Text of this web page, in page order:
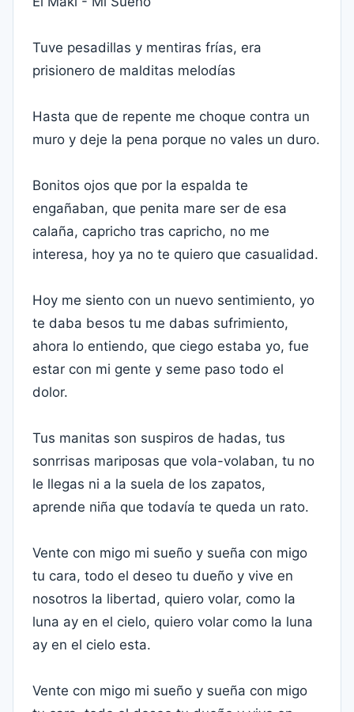
Tuve pesadillas y mentiras frías, era
prisionero de malditas melodías
Hasta que de repente me choque contra un
muro y deje la pena porque no vales un duro.
Bonitos ojos que por la espalda te
engañaban, que penita mare ser de esa
calaña, capricho tras capricho, no me
interesa, hoy ya no te quiero que casualidad.
Hoy me siento con un nuevo sentimiento, yo
te daba besos tu me dabas sufrimiento,
ahora lo entiendo, que ciego estaba yo, fue
estar con mi gente y seme paso todo el
dolor.
Tus manitas son suspiros de hadas, tus
sonrrisas mariposas que vola-volaban, tu no
le llegas ni a la suela de los zapatos,
aprende niña que todavía te queda un rato.
Vente con migo mi sueño y sueña con migo
tu cara, todo el deseo tu dueño y vive en
nosotros la libertad, quiero volar, como la
luna ay en el cielo, quiero volar como la luna
ay en el cielo esta.
Vente con migo mi sueño y sueña con migo